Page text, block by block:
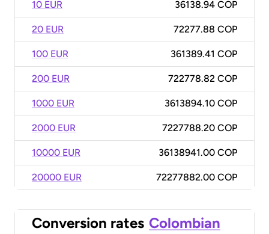
10 EUR 36138.94 COP
20 EUR 72277.88 COP
100 EUR 361389.41 COP
200 EUR 722778.82 COP
1000 EUR 3613894.10 COP
2000 EUR 7227788.20 COP
10000 EUR 36138941.00 COP
20000 EUR 72277882.00 COP
Conversion rates Colombian